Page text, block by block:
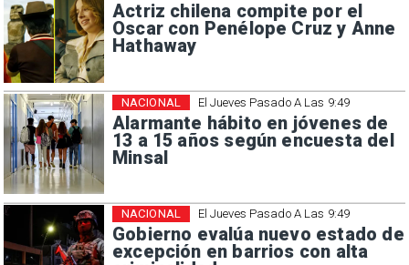
Actriz chilena compite por el
Oscar con Penélope Cruz y Anne
Hathaway
El Jueves Pasado A Las 9:49
Alarmante hábito en jóvenes de
13 a 15 años según encuesta del
Minsal
NACIONAL
El Jueves Pasado A Las 9:49
Gobierno evalúa nuevo estado de
excepción en barrios con alta
NACIONAL